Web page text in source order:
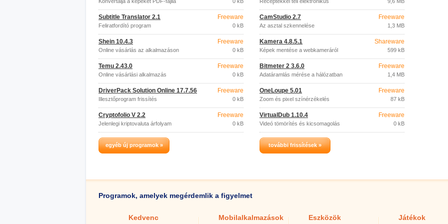
Subtitle Translator 2.1
Feliratfordító program
Freeware
0 kB
Shein 10.4.3
Online vásárlás az alkalmazáson
Freeware
0 kB
Temu 2.43.0
Online vásárlási alkalmazás
Freeware
0 kB
DriverPack Solution Online 17.7.56
Illesztőprogram frissítés
Freeware
0 kB
Cryptofolio V 2.2
Jelenlegi kriptovaluta árfolyam
Freeware
0 kB
egyéb új programok »
szakácskönyv.
CamStudio 2.7
Az asztal szkennelése
Freeware
1,3 MB
Kamera 4.8.5.1
Képek mentése a webkameráról
Shareware
599 kB
Bitmeter 2 3.6.0
Adatáramlás mérése a hálózatban
Freeware
1,4 MB
OneLoupe 5.01
Zoom és pixel színérzékelés
Freeware
87 kB
VirtualDub 1.10.4
Videó tömörítés és kicsomagolás
Freeware
0 kB
további frissítések »
Programok, amelyek megérdemlik a figyelmet
Kedvenc Mobilalkalmazások Eszközök Játékok